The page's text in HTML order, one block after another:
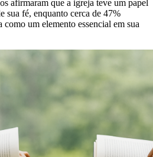
afirmaram que a igreja teve um papel
sua fé, enquanto cerca de 47%
um elemento essencial em sua